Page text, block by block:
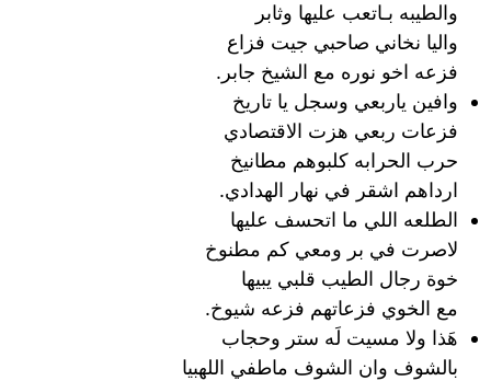
والطيبه بـاتعب عليها وثابر
واليا نخاني صاحبي جيت فزاع
فزعه اخو نوره مع الشيخ جابر.
وافين ياربعي وسجل يا تاريخ
فزعات ربعي هزت اﻻقتصادي
حرب الحرابه كلبوهم مطانيخ
ارداهم اشقر في نهار الهدادي.
الطلعه اللي ما اتحسف عليها
لاصرت في بر ومعي كم مطنوخ
خوة رجال الطيب قلبي يبيها
مع الخوي فزعاتهم فزعه شيوخ.
هَذا ولا مسيت لَه ستر وحجاب
بالشوف وان الشوف ماطفي اللهبيا